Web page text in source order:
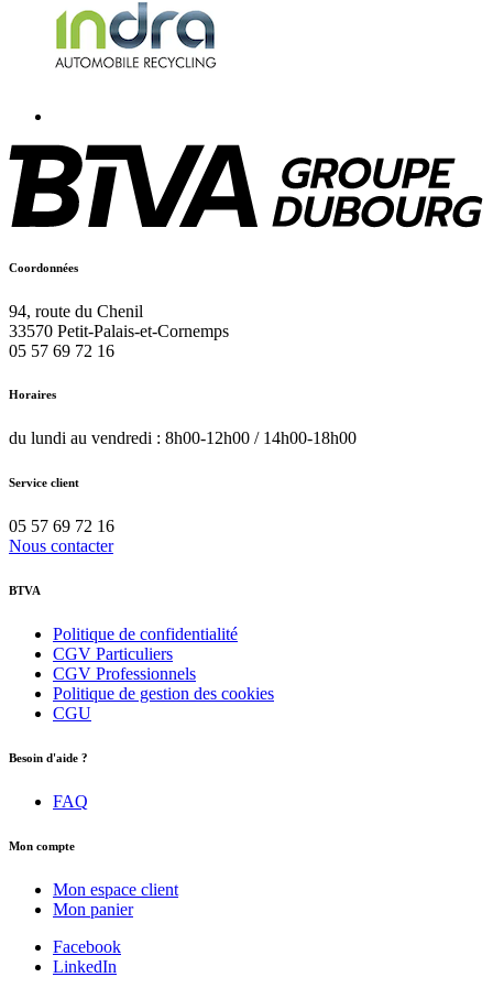
Coordonnées
94, route du Chenil
33570 Petit-Palais-et-Cornemps
05 57 69 72 16
Horaires
du lundi au vendredi : 8h00-12h00 / 14h00-18h00
Service client
05 57 69 72 16
Nous contacter
BTVA
Politique de confidentialité
CGV Particuliers
CGV Professionnels
Politique de gestion des cookies
CGU
Besoin d'aide ?
FAQ
Mon compte
Mon espace client
Mon panier
Facebook
LinkedIn